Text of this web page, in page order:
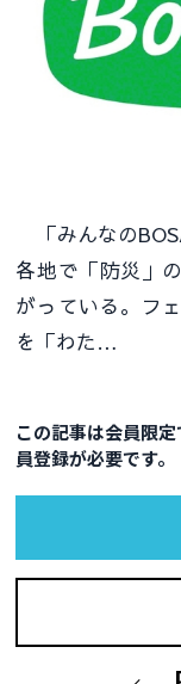
「みんなの
各地で「防災」
がっている。フ
を「わた…
この記事は会員限
員登録が必要です。